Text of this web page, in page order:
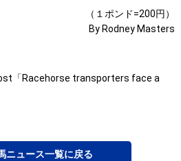
（１ポンド=200円）
By Rodney Masters
「Racehorse transporters face a
ニュース一覧に戻る